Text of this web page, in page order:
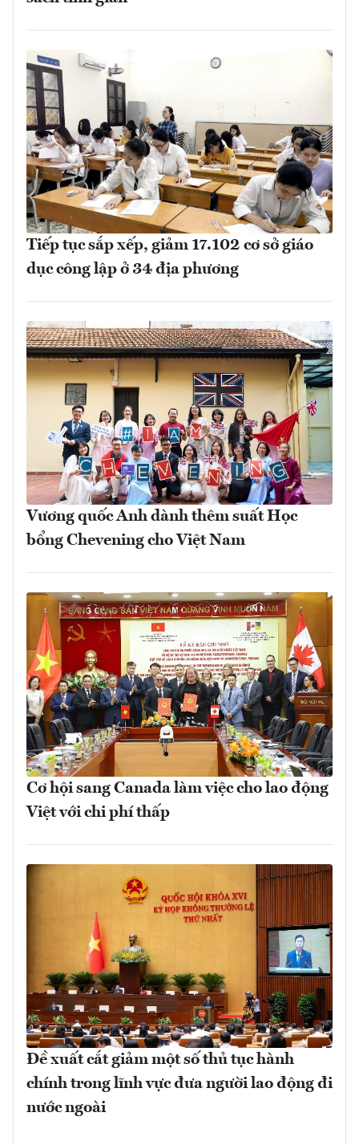
Tiếp tục sắp xếp, giảm 17.102 cơ sở giáo
dục công lập ở 34 địa phương
Vương quốc Anh dành thêm suất Học
bổng Chevening cho Việt Nam
Cơ hội sang Canada làm việc cho lao động
Việt với chi phí thấp
Đề xuất cắt giảm một số thủ tục hành
chính trong lĩnh vực đưa người lao động đi
nước ngoài